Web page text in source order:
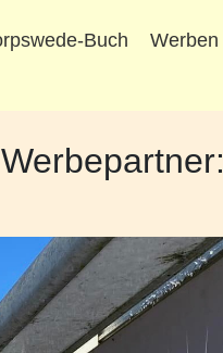
Buch
Werben